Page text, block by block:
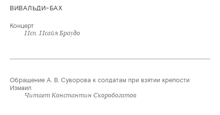
ВИВАЛЬДИ–БАХ
Концерт
Исп. Исайя Браудо
Обращение А. В. Суворова к солдатам при взятии крепости
Измаил
Читает Константин Скоробогатов